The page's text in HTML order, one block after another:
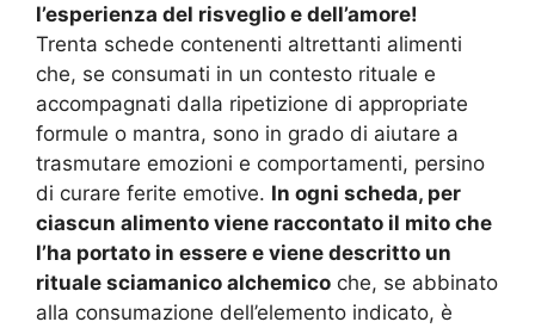
l’esperienza del risveglio e dell’amore!
Trenta schede contenenti altrettanti alimenti
che, se consumati in un contesto rituale e
accompagnati dalla ripetizione di appropriate
formule o mantra, sono in grado di aiutare a
trasmutare emozioni e comportamenti, persino
di curare ferite emotive. In ogni scheda, per
ciascun alimento viene raccontato il mito che
l’ha portato in essere e viene descritto un
rituale sciamanico alchemico che, se abbinato
alla consumazione dell’elemento indicato, è